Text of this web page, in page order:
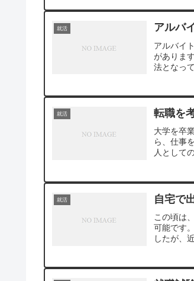
就活 アルバ
アルバイ
がありま
法となっ
就活 転職を
大学を卒
ら、仕事
人として
就活 自宅で
この頃は
可能です
したが、